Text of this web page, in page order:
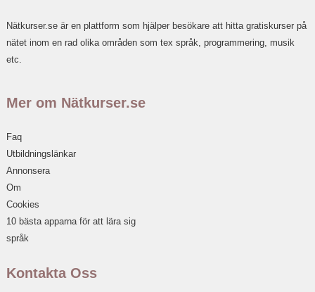
Nätkurser.se är en plattform som hjälper besökare att hitta gratiskurser på
nätet inom en rad olika områden som tex språk, programmering, musik
etc.
Mer om Nätkurser.se
Faq
Utbildningslänkar
Annonsera
Om
Cookies
10 bästa apparna för att lära sig
språk
Kontakta Oss